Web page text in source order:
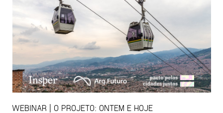
WEBINAR | O PROJETO: ONTEM E HOJE